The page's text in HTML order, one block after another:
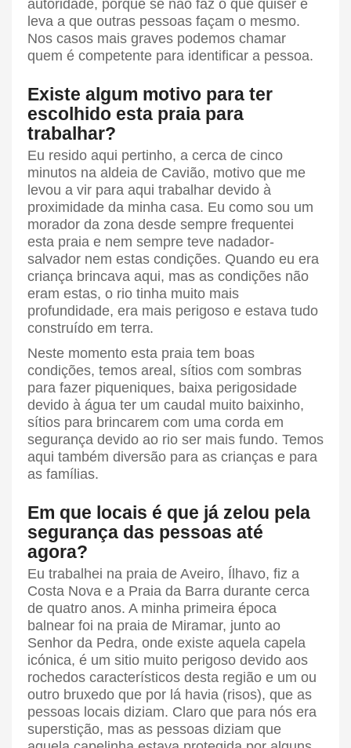
autoridade, porque se não faz o que quiser e
leva a que outras pessoas façam o mesmo.
Nos casos mais graves podemos chamar
quem é competente para identificar a pessoa.
Existe algum motivo para ter
escolhido esta praia para
trabalhar?
Eu resido aqui pertinho, a cerca de cinco
minutos na aldeia de Cavião, motivo que me
levou a vir para aqui trabalhar devido à
proximidade da minha casa. Eu como sou um
morador da zona desde sempre frequentei
esta praia e nem sempre teve nadador-
salvador nem estas condições. Quando eu era
criança brincava aqui, mas as condições não
eram estas, o rio tinha muito mais
profundidade, era mais perigoso e estava tudo
construído em terra.
Neste momento esta praia tem boas
condições, temos areal, sítios com sombras
para fazer piqueniques, baixa perigosidade
devido à água ter um caudal muito baixinho,
sítios para brincarem com uma corda em
segurança devido ao rio ser mais fundo. Temos
aqui também diversão para as crianças e para
as famílias.
Em que locais é que já zelou pela
segurança das pessoas até
agora?
Eu trabalhei na praia de Aveiro, Ílhavo, fiz a
Costa Nova e a Praia da Barra durante cerca
de quatro anos. A minha primeira época
balnear foi na praia de Miramar, junto ao
Senhor da Pedra, onde existe aquela capela
icónica, é um sitio muito perigoso devido aos
rochedos característicos desta região e um ou
outro bruxedo que por lá havia (risos), que as
pessoas locais diziam. Claro que para nós era
superstição, mas as pessoas diziam que